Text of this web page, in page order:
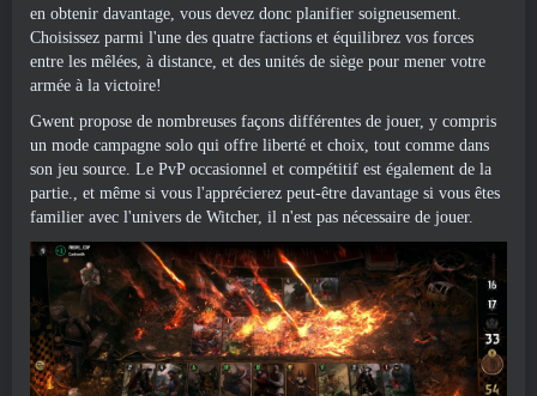
en obtenir davantage, vous devez donc planifier soigneusement.
Choisissez parmi l'une des quatre factions et équilibrez vos forces
entre les mêlées, à distance, et des unités de siège pour mener votre
armée à la victoire!
Gwent propose de nombreuses façons différentes de jouer, y compris
un mode campagne solo qui offre liberté et choix, tout comme dans
son jeu source. Le PvP occasionnel et compétitif est également de la
partie., et même si vous l'apprécierez peut-être davantage si vous êtes
familier avec l'univers de Witcher, il n'est pas nécessaire de jouer.